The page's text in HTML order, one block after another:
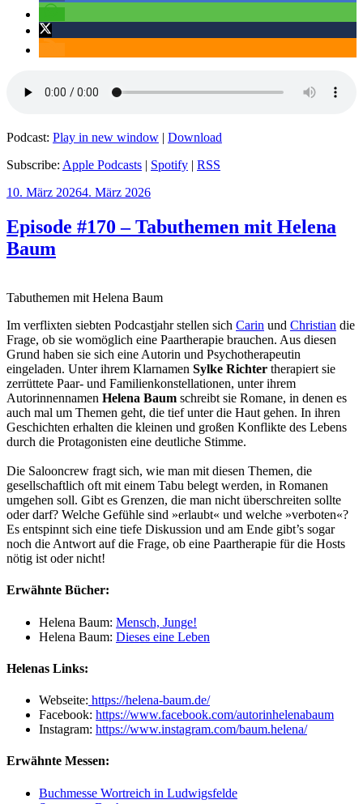
Podcast: Play in new window | Download
Subscribe: Apple Podcasts | Spotify | RSS
Veröffentlicht
10. März 20264. März 2026
Episode #170 – Tabuthemen mit Helena
Baum
Tabuthemen mit Helena Baum
Im verflixten siebten Podcastjahr stellen sich Carin und Christian die
Frage, ob sie womöglich eine Paartherapie brauchen. Aus diesen
Grund haben sie sich eine Autorin und Psychotherapeutin
eingeladen. Unter ihrem Klarnamen Sylke Richter therapiert sie
zerrüttete Paar- und Familienkonstellationen, unter ihrem
Autorinnennamen Helena Baum schreibt sie Romane, in denen es
auch mal um Themen geht, die tief unter die Haut gehen. In ihren
Geschichten erhalten die kleinen und großen Konflikte des Lebens
durch die Protagonisten eine deutliche Stimme.
Die Salooncrew fragt sich, wie man mit diesen Themen, die
gesellschaftlich oft mit einem Tabu belegt werden, in Romanen
umgehen soll. Gibt es Grenzen, die man nicht überschreiten sollte
oder darf? Welche Gefühle sind »erlaubt« und welche »verboten«?
Es entspinnt sich eine tiefe Diskussion und am Ende gibt’s sogar
noch die Antwort auf die Frage, ob eine Paartherapie für die Hosts
nötig ist oder nicht!
Erwähnte Bücher:
Helena Baum: Mensch, Junge!
Helena Baum: Dieses eine Leben
Helenas Links:
Webseite: https://helena-baum.de/
Facebook: https://www.facebook.com/autorinhelenabaum
Instagram: https://www.instagram.com/baum.helena/
Erwähnte Messen:
Buchmesse Wortreich in Ludwigsfelde